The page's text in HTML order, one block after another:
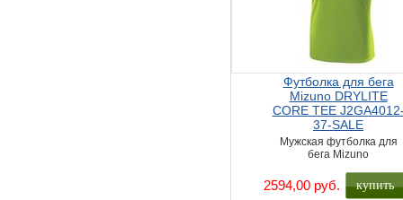
Футболка для бега
Mizuno DRYLITE
CORE TEE
37-SALE
Мужская футболка для
бега Mizuno
2594,00 руб.
купить